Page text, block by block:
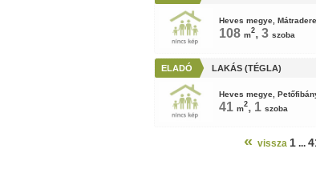
Heves megye,
108 m2, 3 szoba
ELADÓ LAKÁS (TÉGLA)
Heves megye,
41 m2, 1 szoba
« vissza 1 ...